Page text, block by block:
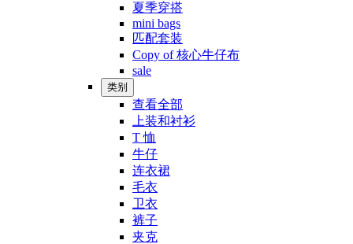
夏季穿搭
mini bags
匹配套装
Copy of 核心牛仔布
sale
类别
查看全部
上装和衬衫
T 恤
牛仔
连衣裙
毛衣
卫衣
裤子
夹克